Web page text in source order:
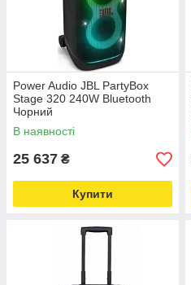
Power Audio JBL PartyBox
Stage 320 240W Bluetooth
Чорний
В наявності
25 637 ₴
Купити